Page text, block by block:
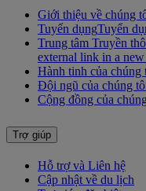
Giới thiệu về chúng
Tuyển dụngTuyển
Trung tâm Truyền
external link in a new
Hành tinh của chúng
Đội ngũ của chúng
Cộng đồng của
Trợ giúp
Hỗ trợ và Liên hệ
Cập nhật về du lịch